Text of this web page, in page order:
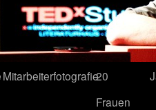
Mitarbeiterfotografie20
Frauen